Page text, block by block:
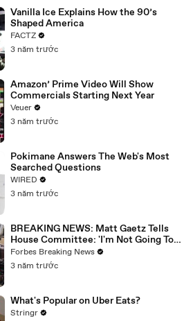
Vanilla Ice Explains How the 90’s
Shaped America
FACTZ
3 năm trước
Amazon’ Prime Video Will Show
Commercials Starting Next Year
Veuer
3 năm trước
Pokimane Answers The Web's Most
Searched Questions
WIRED
3 năm trước
BREAKING NEWS: Matt Gaetz Tells
House Committee: 'I'm Not Going To
Vote For A Continuing Resolution'
Forbes Breaking News
3 năm trước
What's Popular on Uber Eats?
Stringr